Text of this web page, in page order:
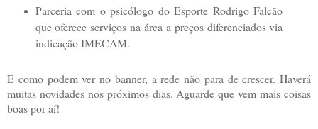
Parceria com o psicólogo do Esporte Rodrigo Falcão
que oferece serviços na área a preços diferenciados via
indicação IMECAM.
E como podem ver no banner, a rede não para de crescer. Haverá
muitas novidades nos próximos dias. Aguarde que vem mais coisas
boas por aí!